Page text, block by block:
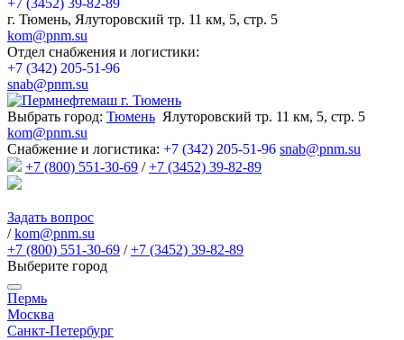
+7 (3452) 39-82-89
г. Тюмень, Ялуторовский тр. 11 км, 5, стр. 5
kom@pnm.su
Отдел снабжения и логистики:
+7 (342) 205-51-96
snab@pnm.su
Выбрать город: Тюмень Ялуторовский тр. 11 км, 5, стр. 5
kom@pnm.su
Снабжение и логистика: +7 (342) 205-51-96 snab@pnm.su
+7 (800) 551-30-69 /+7 (3452) 39-82-89
Задать вопрос
/kom@pnm.su
+7 (800) 551-30-69 /+7 (3452) 39-82-89
Выберите город
Пермь
Москва
Санкт-Петербург